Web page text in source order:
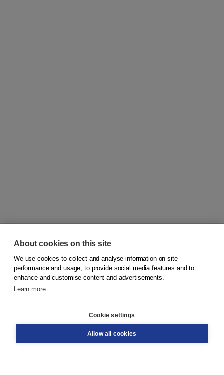
© 2026Koninklijke Boom uitgevers
Order
About cookies on this site
We use cookies to collect and analyse information on site
performance and usage, to provide social media features and to
enhance and customise content and advertisements.
Learn more
Cookie settings
Allow all cookies